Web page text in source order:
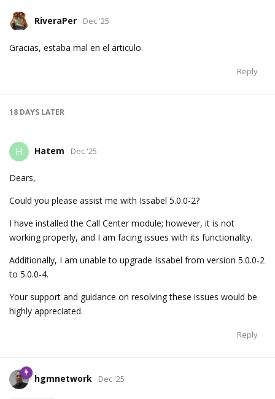
RiveraPer Dec '25
Gracias, estaba mal en el articulo.
Reply
18 DAYS LATER
H Hatem Dec '25
Dears,
Could you please assist me with Issabel 5.0.0-2?
I have installed the Call Center module; however, it is not
working properly, and I am facing issues with its functionality.
Additionally, I am unable to upgrade Issabel from version 5.0.0-2
to 5.0.0-4.
Your support and guidance on resolving these issues would be
highly appreciated.
Reply
hgmnetwork Dec '25